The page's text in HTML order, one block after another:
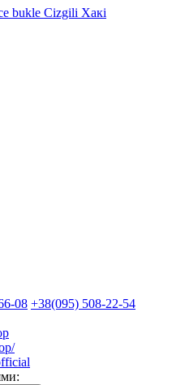
bukle Cizgili Хакі
08 +38(095) 508-22-54